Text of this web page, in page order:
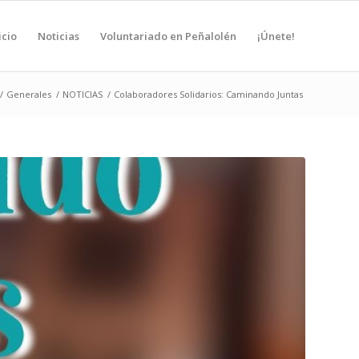
Noticias Voluntariado en Peñalolén ¡Únete!
/ Generales / NOTICIAS / Colaboradores Solidarios: Caminando Juntas